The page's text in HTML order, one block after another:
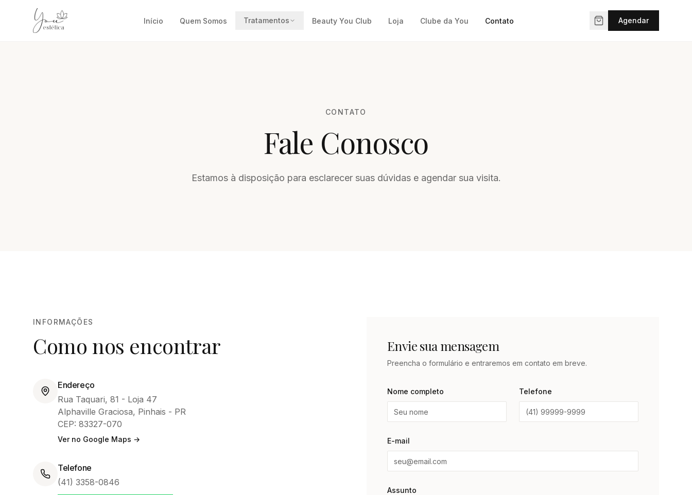
Início Quem Somos Tratamentos Beauty You Club Loja Clube da You Contato Agendar
CONTATO
Fale Conosco
Estamos à disposição para esclarecer suas dúvidas e agendar sua visita.
INFORMAÇÕES
Como nos encontrar
Endereço
Rua Taquari, 81 - Loja 47
Alphaville Graciosa, Pinhais - PR
CEP: 83327-070
Ver no Google Maps →
Telefone
(41) 3358-0846
Envie sua mensagem
Preencha o formulário e entraremos em contato em breve.
Nome completo Telefone
E-mail
Assunto